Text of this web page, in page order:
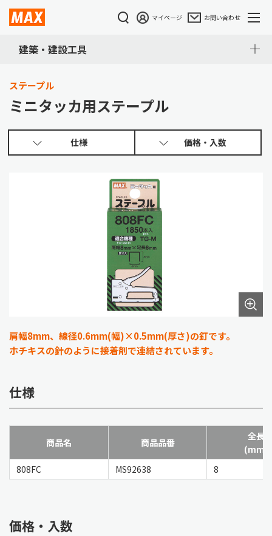
マイページ お問い合わせ
建築・建設工具
ステープル
ミニタッカ用ステープル
仕様 価格・入数
肩幅8mm、線径0.6mm(幅)×0.5mm(厚さ)の釘です。
ホチキスの針のように接着剤で連結されています。
仕様
商品名 商品品番
全長
(mm)
808FC
MS92638 8
価格・入数